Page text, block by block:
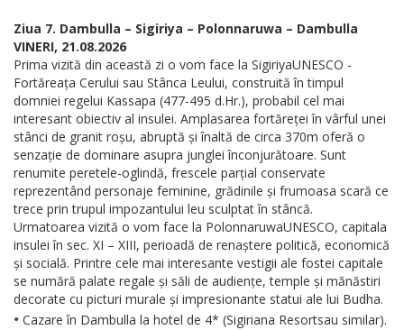
Ziua 7. Dambulla – Sigiriya – Polonnaruwa – Dambulla
VINERI, 21.08.2026
Prima vizită din această zi o vom face la SigiriyaUNESCO -
Fortăreața Cerului sau Stânca Leului, construită în timpul
domniei regelui Kassapa (477-495 d.Hr.), probabil cel mai
interesant obiectiv al insulei. Amplasarea fortăreței în vârful unei
stânci de granit roșu, abruptă și înaltă de circa 370m oferă o
senzație de dominare asupra junglei înconjurătoare. Sunt
renumite peretele-oglindă, frescele parțial conservate
reprezentând personaje feminine, grădinile și frumoasa scară ce
trece prin trupul impozantului leu sculptat în stâncă.
Urmatoarea vizită o vom face la PolonnaruwaUNESCO, capitala
insulei în sec. XI – XIII, perioadă de renaștere politică, economică
și socială. Printre cele mai interesante vestigii ale fostei capitale
se numără palate regale și săli de audiențe, temple și mănăstiri
decorate cu picturi murale și impresionante statui ale lui Budha.
• Cazare în Dambulla la hotel de 4* (Sigiriana Resortsau similar).